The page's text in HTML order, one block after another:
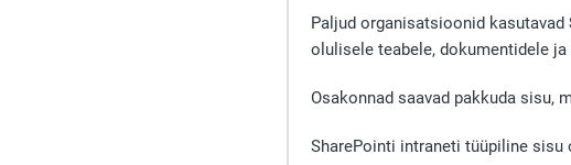
Paljud organisatsioonid kasutavad
olulisele teabele, dokumentidele ja
Osakonnad saavad pakkuda sisu,
SharePointi intraneti tüüpiline sisu